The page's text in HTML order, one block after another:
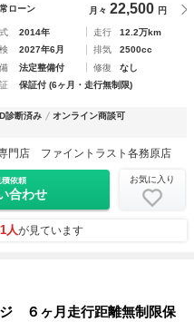
ローン 月々 22,500 円
2014年 走行
12.2万km
2027年6月 排気
2500cc
法定整備付 修復
なし
保証付 (6ヶ月・走行無制限)
診断済み
オンライン商談可
門店 ファイントラスト各務原店
積依頼
合わせ
お気に入り
人が見ています
６ヶ月走行距離無制限保